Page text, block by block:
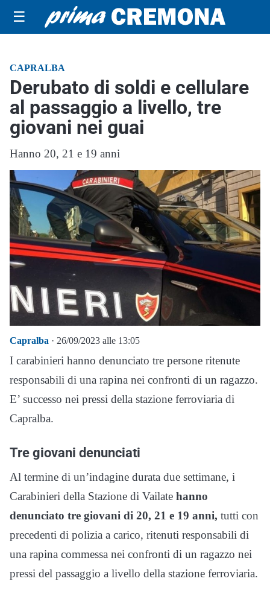
☰
CAPRALBA
Derubato di soldi e cellulare
al passaggio a livello, tre
giovani nei guai
Hanno 20, 21 e 19 anni
Capralba · 26/09/2023 alle 13:05
I carabinieri hanno denunciato tre persone ritenute
responsabili di una rapina nei confronti di un ragazzo.
E’ successo nei pressi della stazione ferroviaria di
Capralba.
Tre giovani denunciati
Al termine di un’indagine durata due settimane, i
Carabinieri della Stazione di Vailate hanno
denunciato tre giovani di 20, 21 e 19 anni, tutti con
precedenti di polizia a carico, ritenuti responsabili di
una rapina commessa nei confronti di un ragazzo nei
pressi del passaggio a livello della stazione ferroviaria.